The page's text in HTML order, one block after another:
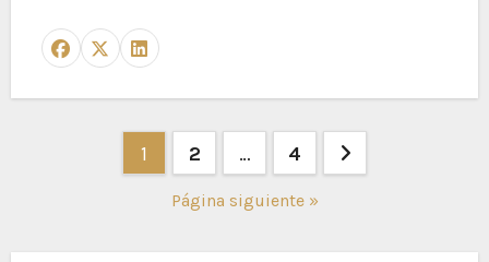
Paginación
1 2 … 4
Página siguiente »